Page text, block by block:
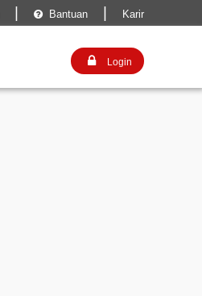
 Bantuan Karir
 Login